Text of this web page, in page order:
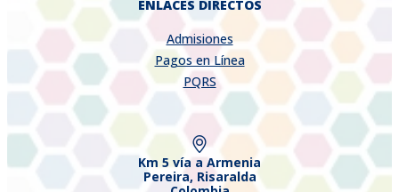
ENLACES DIRECTOS
Admisiones
Pagos en Línea
PQRS
Km 5 vía a Armenia
Pereira, Risaralda